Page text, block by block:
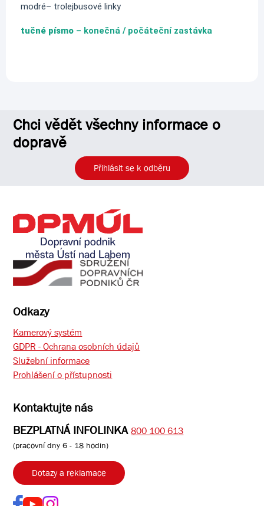
modré– trolejbusové linky
tučné písmo – konečná / počáteční zastávka
Chci vědět všechny informace o
dopravě
Přihlásit se k odběru
Odkazy
Kamerový systém
GDPR - Ochrana osobních údajů
Služební informace
Prohlášení o přístupnosti
Kontaktujte nás
BEZPLATNÁ INFOLINKA 800 100 613
(pracovní dny 6 - 18 hodin)
Dotazy a reklamace